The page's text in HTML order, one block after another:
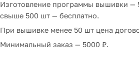
Изготовление программы вышивки —
свыше 500 шт — бесплатно.
При вышивке менее 50 шт цена
Минимальный заказ — 5000 ₽.